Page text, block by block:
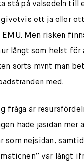
stå på valsedeln till
givetvis ett ja eller ett
EMU. Men risken
långt som helst för
sorts mynt man
med.
fråga är
hade jasidan mer
som nejsidan,
var långt